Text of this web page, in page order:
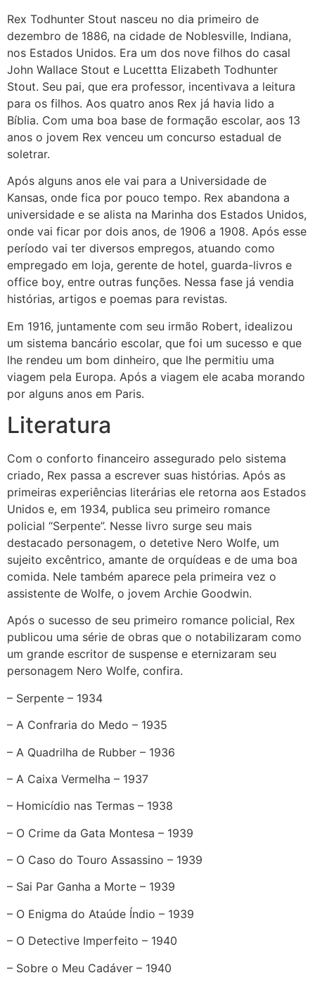
Rex Todhunter Stout nasceu no dia primeiro de
dezembro de 1886, na cidade de Noblesville, Indiana,
nos Estados Unidos. Era um dos nove filhos do casal
John Wallace Stout e Lucettta Elizabeth Todhunter
Stout. Seu pai, que era professor, incentivava a leitura
para os filhos. Aos quatro anos Rex já havia lido a
Bíblia. Com uma boa base de formação escolar, aos 13
anos o jovem Rex venceu um concurso estadual de
soletrar.
Após alguns anos ele vai para a Universidade de
Kansas, onde fica por pouco tempo. Rex abandona a
universidade e se alista na Marinha dos Estados Unidos,
onde vai ficar por dois anos, de 1906 a 1908. Após esse
período vai ter diversos empregos, atuando como
empregado em loja, gerente de hotel, guarda-livros e
office boy, entre outras funções. Nessa fase já vendia
histórias, artigos e poemas para revistas.
Em 1916, juntamente com seu irmão Robert, idealizou
um sistema bancário escolar, que foi um sucesso e que
lhe rendeu um bom dinheiro, que lhe permitiu uma
viagem pela Europa. Após a viagem ele acaba morando
por alguns anos em Paris.
Literatura
Com o conforto financeiro assegurado pelo sistema
criado, Rex passa a escrever suas histórias. Após as
primeiras experiências literárias ele retorna aos Estados
Unidos e, em 1934, publica seu primeiro romance
policial “Serpente”. Nesse livro surge seu mais
destacado personagem, o detetive Nero Wolfe, um
sujeito excêntrico, amante de orquídeas e de uma boa
comida. Nele também aparece pela primeira vez o
assistente de Wolfe, o jovem Archie Goodwin.
Após o sucesso de seu primeiro romance policial, Rex
publicou uma série de obras que o notabilizaram como
um grande escritor de suspense e eternizaram seu
personagem Nero Wolfe, confira.
– Serpente – 1934
– A Confraria do Medo – 1935
– A Quadrilha de Rubber – 1936
– A Caixa Vermelha – 1937
– Homicídio nas Termas – 1938
– O Crime da Gata Montesa – 1939
– O Caso do Touro Assassino – 1939
– Sai Par Ganha a Morte – 1939
– O Enigma do Ataúde Índio – 1939
– O Detective Imperfeito – 1940
– Sobre o Meu Cadáver – 1940